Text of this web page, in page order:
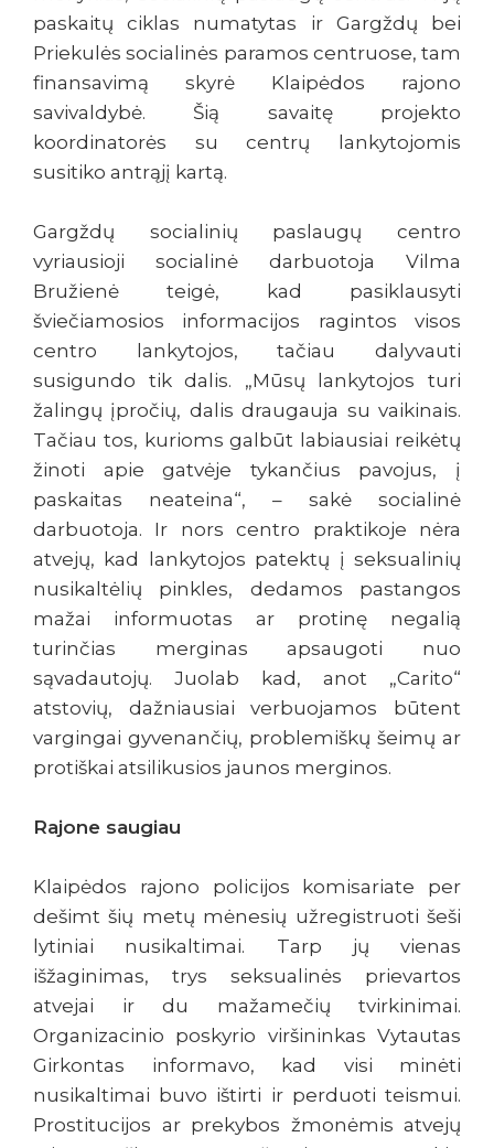
paskaitų ciklas numatytas ir Gargždų bei
Priekulės socialinės paramos centruose, tam
finansavimą skyrė Klaipėdos rajono
savivaldybė. Šią savaitę projekto
koordinatorės su centrų lankytojomis
susitiko antrąjį kartą.
Gargždų socialinių paslaugų centro
vyriausioji socialinė darbuotoja Vilma
Bružienė teigė, kad pasiklausyti
šviečiamosios informacijos ragintos visos
centro lankytojos, tačiau dalyvauti
susigundo tik dalis. „Mūsų lankytojos turi
žalingų įpročių, dalis draugauja su vaikinais.
Tačiau tos, kurioms galbūt labiausiai reikėtų
žinoti apie gatvėje tykančius pavojus, į
paskaitas neateina“, – sakė socialinė
darbuotoja. Ir nors centro praktikoje nėra
atvejų, kad lankytojos patektų į seksualinių
nusikaltėlių pinkles, dedamos pastangos
mažai informuotas ar protinę negalią
turinčias merginas apsaugoti nuo
sąvadautojų. Juolab kad, anot „Carito“
atstovių, dažniausiai verbuojamos būtent
vargingai gyvenančių, problemiškų šeimų ar
protiškai atsilikusios jaunos merginos.
Rajone saugiau
Klaipėdos rajono policijos komisariate per
dešimt šių metų mėnesių užregistruoti šeši
lytiniai nusikaltimai. Tarp jų vienas
išžaginimas, trys seksualinės prievartos
atvejai ir du mažamečių tvirkinimai.
Organizacinio poskyrio viršininkas Vytautas
Girkontas informavo, kad visi minėti
nusikaltimai buvo ištirti ir perduoti teismui.
Prostitucijos ar prekybos žmonėmis atvejų